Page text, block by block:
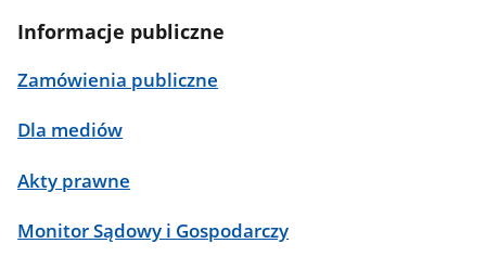
Informacje publiczne
Zamówienia publiczne
Dla mediów
Akty prawne
Monitor Sądowy i Gospodarczy